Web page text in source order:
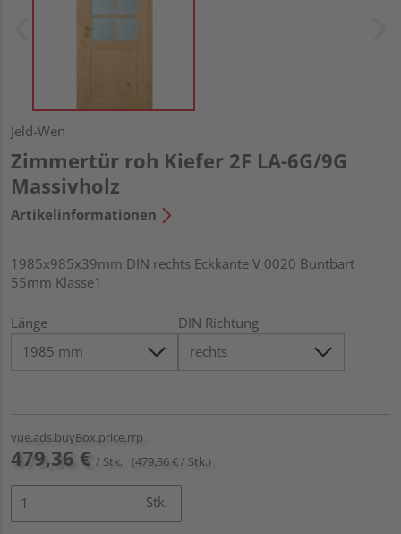
Jeld-Wen
Zimmertür roh Kiefer 2F LA-6G/9G
Massivholz
Artikelinformationen
1985x985x39mm DIN rechts Eckkante V 0020 Buntbart
55mm Klasse1
Länge DIN Richtung
vue.ads.buyBox.price.rrp
479,36 € / Stk. (479,36 € / Stk.)
Stk.